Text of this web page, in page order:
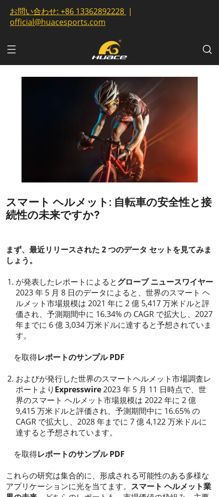
お問い合わせ: +86 13362892228 |
official@huacesports.com
スマート ヘルメット: 自転車の安全性と接
続性の未来ですか?
まず、最近リリースされた 2 つのデータ セットを見てみま
しょう。
が発表したレポートによるとグローブ ニュースワイヤー
2023 年 5 月 8 日のデータによると、世界のスマート ヘ
ルメット市場規模は 2021 年に 2 億 5,417 万米ドルと評
価され、予測期間中に 16.34% の CAGR で拡大し、2027
年までに 6 億 3,034 万米ドルに達すると予想されていま
す。
を取得レポートのサンプル PDF
およびが発行した世界のスマートヘルメット市場調査レ
ポートより Expresswire2023 年 5 月 11 日時点で、世
界のスマート ヘルメット市場規模は 2022 年に 2 億
9,415 万米ドルと評価され、予測期間中に 16.65% の
CAGR で拡大し、2028 年までに 7 億 4,122 万米ドルに
達すると予想されています。
を取得レポートのサンプル PDF
これらの研究は集合的に、形成される可能性のある多様な
アプリケーションに光を当てます。 スマート ヘルメット業